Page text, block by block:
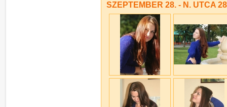
SZEPTEMBER 28. - N. UTCA